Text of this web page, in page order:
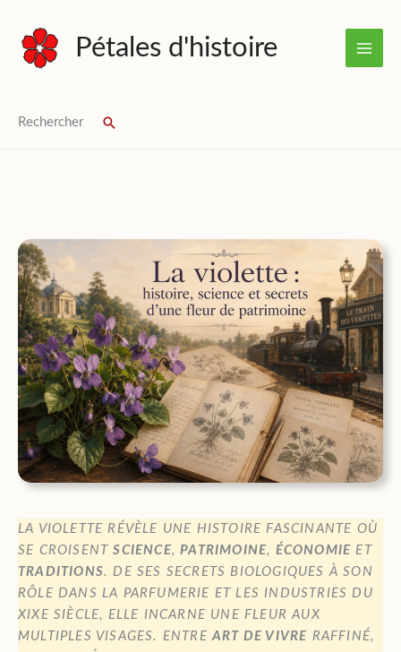
contenu
Pétales d'histoire
Rechercher Rechercher
LA VIOLETTE RÉVÈLE UNE HISTOIRE FASCINANTE OÙ
SE CROISENTSCIENCE,PATRIMOINE, ÉCONOMIE ET
TRADITIONS. DE SES SECRETS BIOLOGIQUES À SON
RÔLE DANS LA PARFUMERIE ET LES INDUSTRIES DU
XIXE SIÈCLE, ELLE INCARNE UNE FLEUR AUX
MULTIPLES VISAGES. ENTREART DE VIVRE RAFFINÉ,